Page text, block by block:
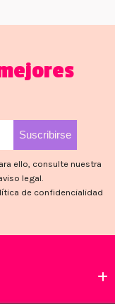
ello, consulte nuestra
legal.
de confidencialidad